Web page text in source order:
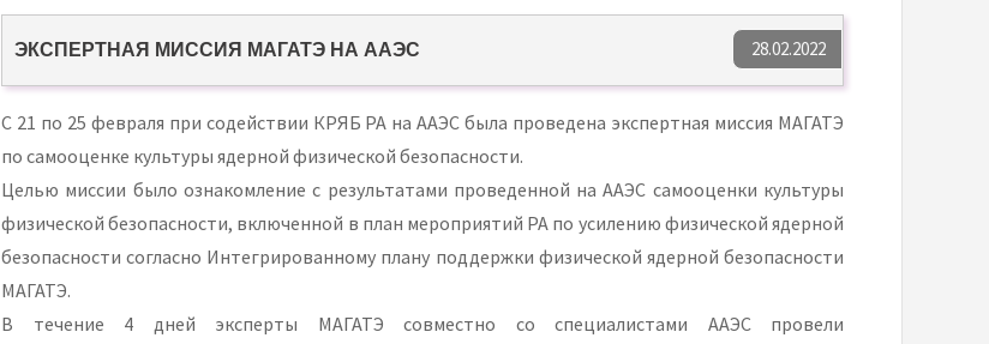
28.02.2022
ЭКСПЕРТНАЯ МИССИЯ МАГАТЭ НА ААЭС
С 21 по 25 февраля при содействии КРЯБ РА на ААЭС была проведена экспертная миссия МАГАТЭ
по самооценке культуры ядерной физической безопасности.
Целью миссии было ознакомление с результатами проведенной на ААЭС самооценки культуры
физической безопасности, включенной в план мероприятий РА по усилению физической ядерной
безопасности согласно Интегрированному плану поддержки физической ядерной безопасности
МАГАТЭ.
В течение 4 дней эксперты МАГАТЭ совместно со специалистами ААЭС провели